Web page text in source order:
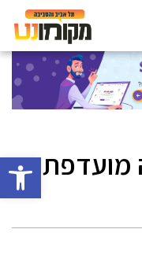
פתח מועדפת